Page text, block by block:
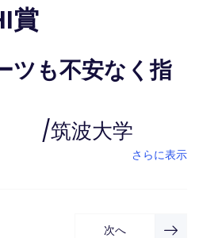
賞
ツも不安なく指
/筑波大学
さらに表示
次へ